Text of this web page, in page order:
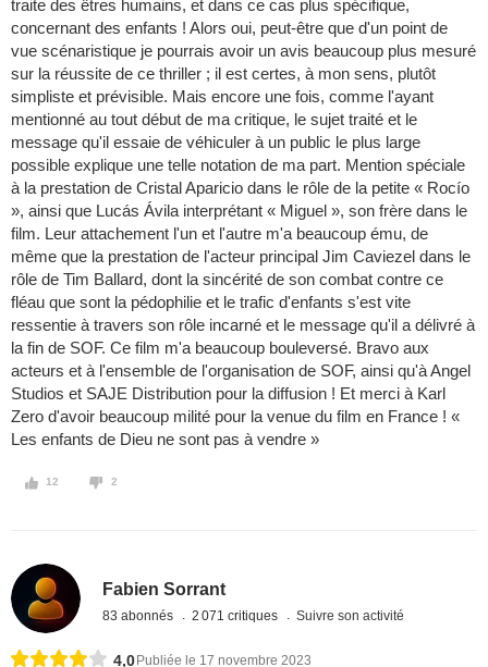
traite des êtres humains, et dans ce cas plus spécifique,
concernant des enfants ! Alors oui, peut-être que d'un point de
vue scénaristique je pourrais avoir un avis beaucoup plus mesuré
sur la réussite de ce thriller ; il est certes, à mon sens, plutôt
simpliste et prévisible. Mais encore une fois, comme l'ayant
mentionné au tout début de ma critique, le sujet traité et le
message qu'il essaie de véhiculer à un public le plus large
possible explique une telle notation de ma part. Mention spéciale
à la prestation de Cristal Aparicio dans le rôle de la petite « Rocío
», ainsi que Lucás Ávila interprétant « Miguel », son frère dans le
film. Leur attachement l'un et l'autre m'a beaucoup ému, de
même que la prestation de l'acteur principal Jim Caviezel dans le
rôle de Tim Ballard, dont la sincérité de son combat contre ce
fléau que sont la pédophilie et le trafic d'enfants s'est vite
ressentie à travers son rôle incarné et le message qu'il a délivré à
la fin de SOF. Ce film m'a beaucoup bouleversé. Bravo aux
acteurs et à l'ensemble de l'organisation de SOF, ainsi qu'à Angel
Studios et SAJE Distribution pour la diffusion ! Et merci à Karl
Zero d'avoir beaucoup milité pour la venue du film en France ! «
Les enfants de Dieu ne sont pas à vendre »
12 2
Fabien Sorrant
83 abonnés 2 071 critiques Suivre son activité
4,0 Publiée le 17 novembre 2023